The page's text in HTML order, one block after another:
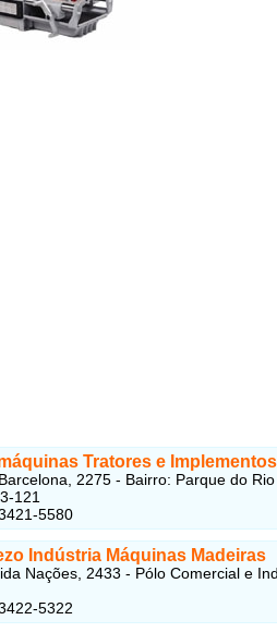
Tratores e
2275 - Bairro: Parque do
121
5580
Indústria Máquinas Madeiras
Nações, 2433 - Pólo Comercial e
5322